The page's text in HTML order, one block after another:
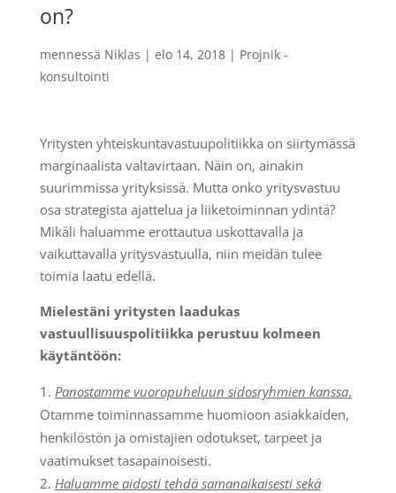
on?
mennessä Niklas | elo 14, 2018| Projnik -
konsultointi
Yritysten yhteiskuntavastuupolitiikka on siirtymässä
marginaalista valtavirtaan. Näin on, ainakin
suurimmissa yrityksissä. Mutta onko yritysvastuu
osa strategista ajattelua ja liiketoiminnan ydintä?
Mikäli haluamme erottautua uskottavalla ja
vaikuttavalla yritysvastuulla, niin meidän tulee
toimia laatu edellä.
Mielestäni yritysten laadukas
vastuullisuuspolitiikka perustuu kolmeen
käytäntöön:
Panostamme vuoropuheluun sidosryhmien kanssa.
Otamme toiminnassamme huomioon asiakkaiden,
henkilöstön ja omistajien odotukset, tarpeet ja
vaatimukset tasapainoisesti.
Haluamme aidosti tehdä samanaikaisesti sekä